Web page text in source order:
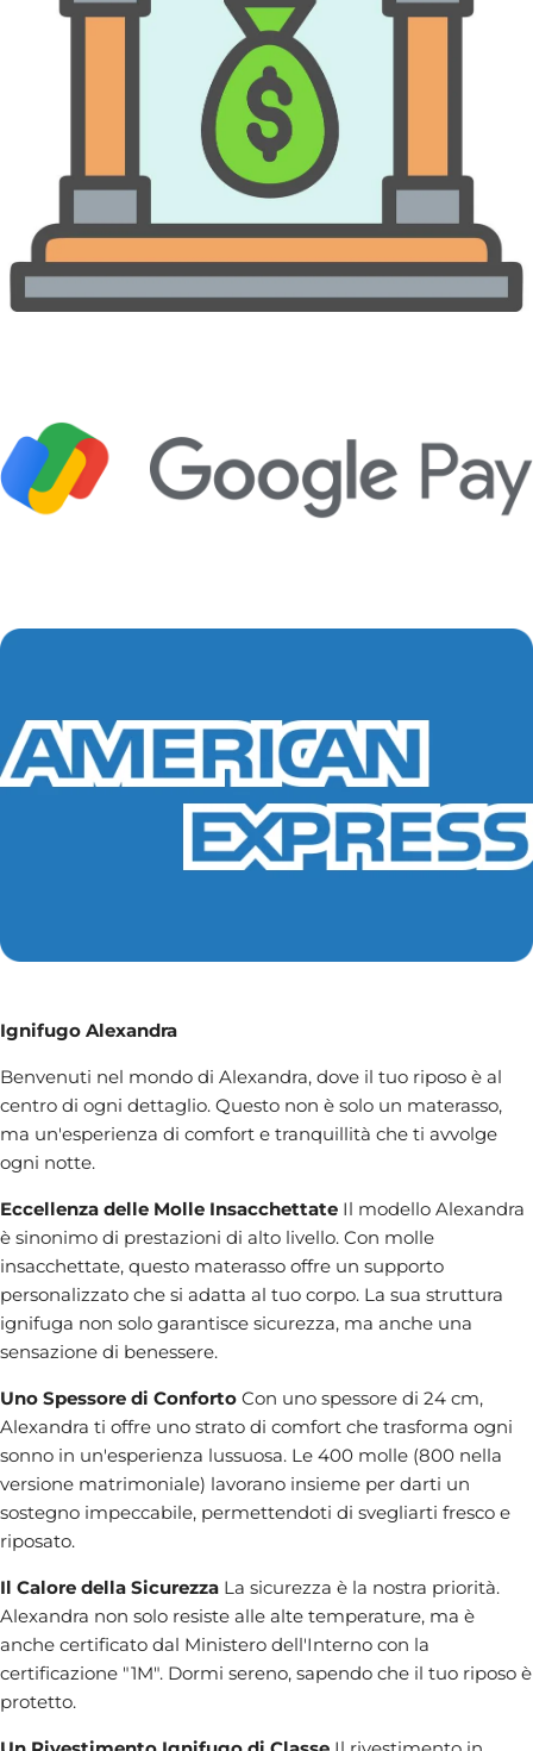
Ignifugo Alexandra
Benvenuti nel mondo di Alexandra, dove il tuo riposo è al
centro di ogni dettaglio. Questo non è solo un materasso,
ma un'esperienza di comfort e tranquillità che ti avvolge
ogni notte.
Eccellenza delle Molle Insacchettate Il modello Alexandra
è sinonimo di prestazioni di alto livello. Con molle
insacchettate, questo materasso offre un supporto
personalizzato che si adatta al tuo corpo. La sua struttura
ignifuga non solo garantisce sicurezza, ma anche una
sensazione di benessere.
Uno Spessore di Conforto Con uno spessore di 24 cm,
Alexandra ti offre uno strato di comfort che trasforma ogni
sonno in un'esperienza lussuosa. Le 400 molle (800 nella
versione matrimoniale) lavorano insieme per darti un
sostegno impeccabile, permettendoti di svegliarti fresco e
riposato.
Il Calore della Sicurezza La sicurezza è la nostra priorità.
Alexandra non solo resiste alle alte temperature, ma è
anche certificato dal Ministero dell'Interno con la
certificazione "1M". Dormi sereno, sapendo che il tuo riposo è
protetto.